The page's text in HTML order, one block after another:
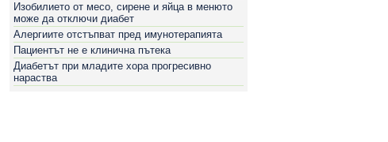
Изобилието от месо, сирене и яйца в менюто
може да отключи диабет
Алергиите отстъпват пред имунотерапията
Пациентът не е клинична пътека
Диабетът при младите хора прогресивно
нараства